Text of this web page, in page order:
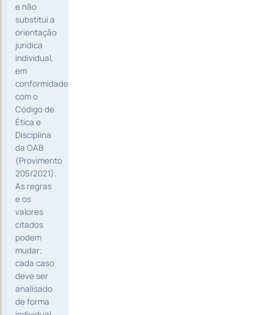
e não
substitui a
orientação
jurídica
individual,
em
conformidade
com o
Código de
Ética e
Disciplina
da OAB
(Provimento
205/2021).
As regras
e os
valores
citados
podem
mudar;
cada caso
deve ser
analisado
de forma